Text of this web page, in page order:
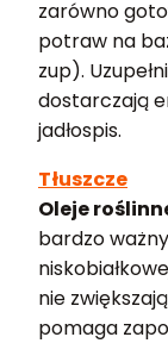
zarówno
potraw na
zup).
dostarczają
jadłospis.
Tłuszcze
Oleje
bardzo
nie
pomaga